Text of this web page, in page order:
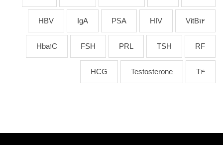
VitB12
HIV
PSA
IgA
HBV
RF
TSH
PRL
FSH
Hba1C
T4
Testosterone
HCG